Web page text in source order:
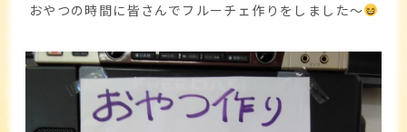
おやつの時間に皆さんでフルーチェ作りをしました～